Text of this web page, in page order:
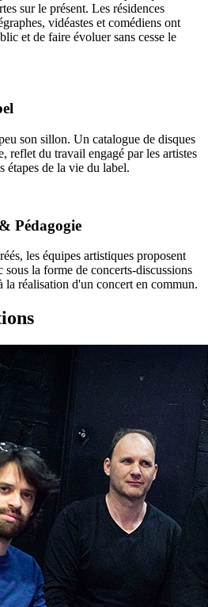
sur le présent. Les résidences
vidéastes et comédiens ont
et de faire évoluer sans cesse le
son sillon. Un catalogue de disques
reflet du travail engagé par les artistes
étapes de la vie du label.
Pédagogie
les équipes artistiques proposent
sous la forme de concerts-discussions
la réalisation d'un concert en commun.